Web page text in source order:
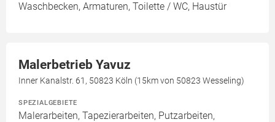
Waschbecken, Armaturen, Toilette / WC, Haustür
Malerbetrieb Yavuz
Inner Kanalstr. 61, 50823 Köln (15km von 50823 Wesseling)
SPEZIALGEBIETE
Malerarbeiten, Tapezierarbeiten, Putzarbeiten,